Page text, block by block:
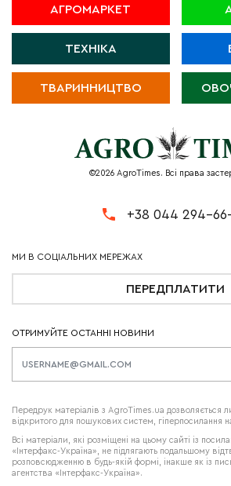
АГРОМАРКЕТ
ТЕХНІКА
ТВАРИННИЦТВО
©2026 AgroTimes. Всі права
+38 044 294-
ПЕРЕДПЛАТИТИ
ОТРИМУЙТЕ ОСТАННІ НОВИНИ
Передрук матеріалів з AgroTimes.ua дозволяється
відкритого для пошукових систем, гіперпосилання
Всі матеріали, які розміщені на цьому сайті із
«Інтерфакс-Україна», не підлягають подальшому
розповсюдженню в будь-якій формі, інакше як із
агентства «Інтерфакс-Україна».